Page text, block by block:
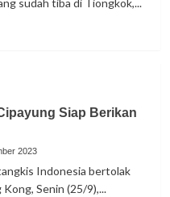
sudah tiba di Tiongkok,...
Siap Berikan
2023
Indonesia bertolak
Senin (25/9),...